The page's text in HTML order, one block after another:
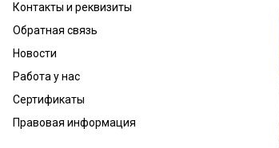
Контакты и реквизиты
Обратная связь
Новости
Работа у нас
Сертификаты
Правовая информация